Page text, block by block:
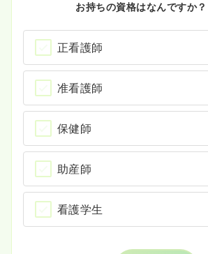
お持ちの資格はなんですか？
正看護師
准看護師
保健師
助産師
看護学生